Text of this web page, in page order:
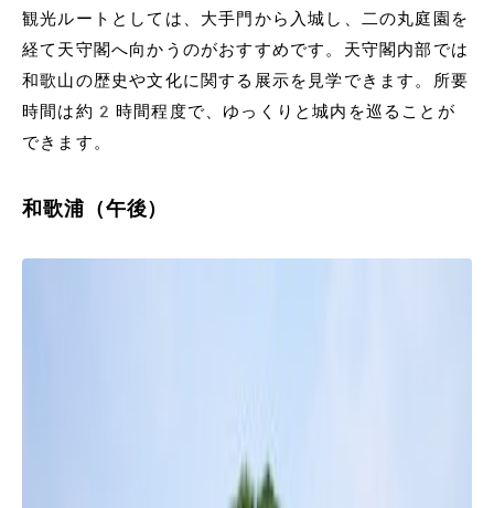
観光ルートとしては、大手門から入城し、二の丸庭園を
経て天守閣へ向かうのがおすすめです。天守閣内部では
和歌山の歴史や文化に関する展示を見学できます。所要
時間は約2時間程度で、ゆっくりと城内を巡ることが
できます。
和歌浦（午後）